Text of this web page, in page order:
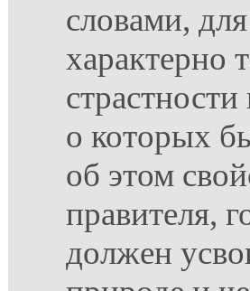
словами,
характерно
о которых
об этом
правителя,
должен